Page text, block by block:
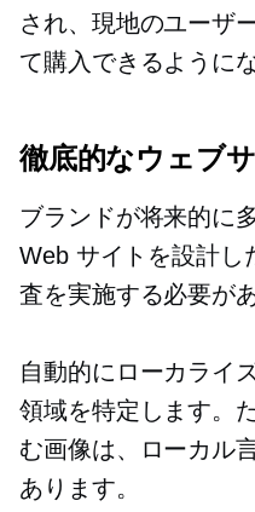
され、現地のユーザ
て購入できるように
徹底的なウェブ
ブランドが将来的に
Web サイトを設計し
査を実施する必要が
自動的にローカライ
領域を特定します。
む画像は、ローカル
あります。